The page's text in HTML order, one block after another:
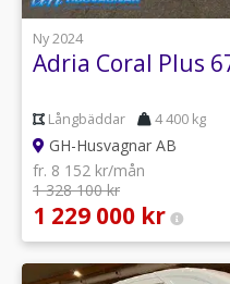
Ny 2024
Adria Coral Plus
Långbäddar 4 400 kg
GH-Husvagnar AB
fr. 8 152 kr/mån
1 328 100 kr
1 229 000 kr